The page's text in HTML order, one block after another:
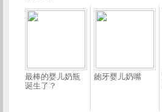
最棒的婴儿奶瓶
诞生了？
龅牙婴儿奶嘴